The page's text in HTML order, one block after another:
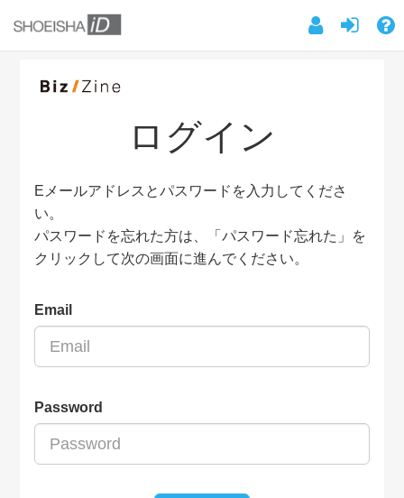
ログイン
Eメールアドレスとパスワードを入力してくださ
い。
パスワードを忘れた方は、「パスワード忘れた」を
クリックして次の画面に進んでください。
Email
Password